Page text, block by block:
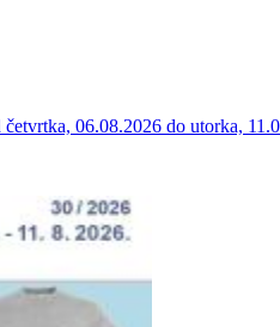
06.08.2026 do utorka,